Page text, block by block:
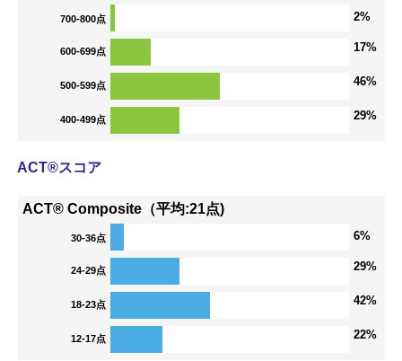
700-800点 2%
600-699点 17%
500-599点 46%
400-499点 29%
ACT®スコア
ACT® Composite（平均:21点)
30-36点 6%
24-29点 29%
18-23点 42%
12-17点 22%